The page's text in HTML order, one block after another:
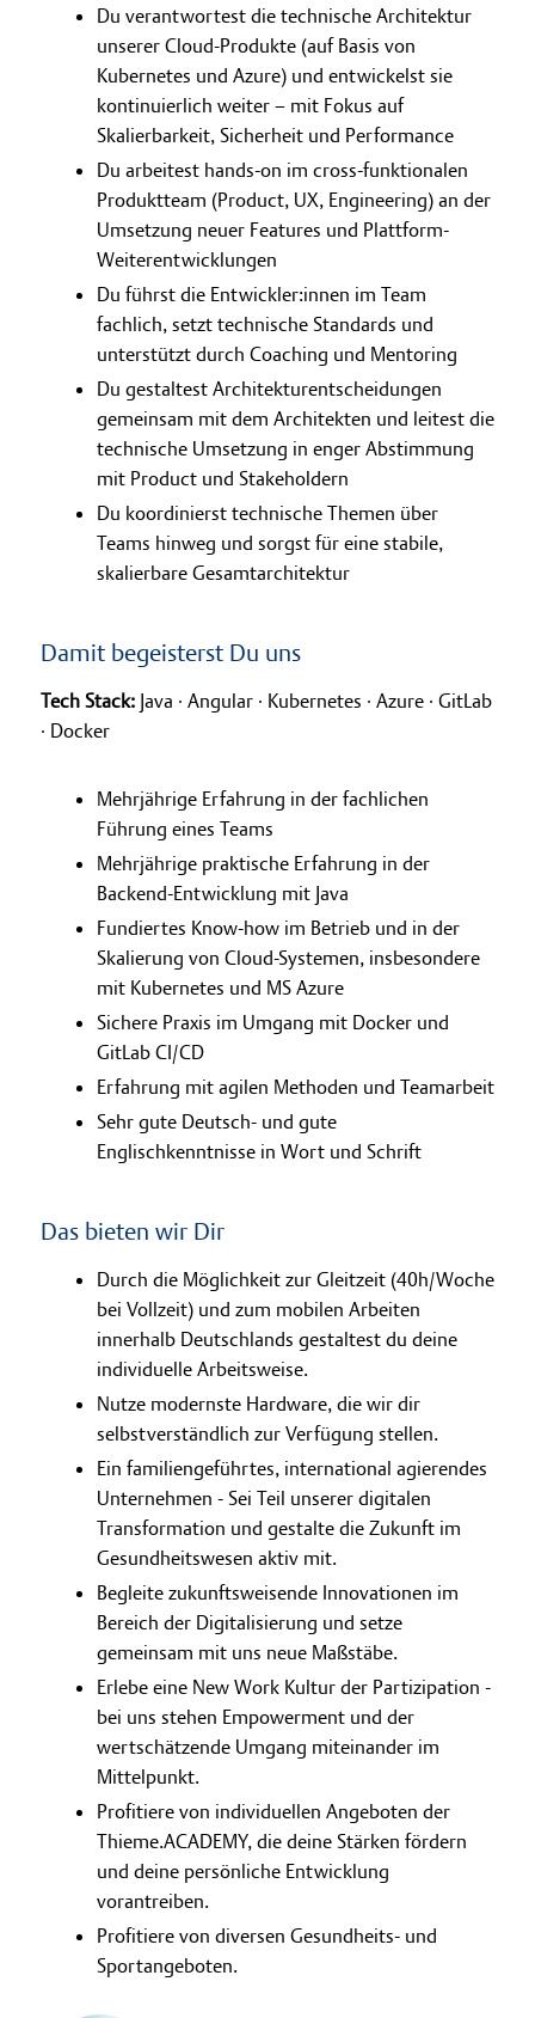
Du verantwortest die technische Architektur
unserer Cloud-Produkte (auf Basis von
Kubernetes und Azure) und entwickelst sie
kontinuierlich weiter – mit Fokus auf
Skalierbarkeit, Sicherheit und Performance
Du arbeitest hands-on im cross-funktionalen
Produktteam (Product, UX, Engineering) an der
Umsetzung neuer Features und Plattform-
Weiterentwicklungen
Du führst die Entwickler:innen im Team
fachlich, setzt technische Standards und
unterstützt durch Coaching und Mentoring
Du gestaltest Architekturentscheidungen
gemeinsam mit dem Architekten und leitest die
technische Umsetzung in enger Abstimmung
mit Product und Stakeholdern
Du koordinierst technische Themen über
Teams hinweg und sorgst für eine stabile,
skalierbare Gesamtarchitektur
Damit begeisterst Du uns
Tech Stack: Java ∙ Angular ∙ Kubernetes ∙ Azure ∙ GitLab
∙ Docker
Mehrjährige Erfahrung in der fachlichen
Führung eines Teams
Mehrjährige praktische Erfahrung in der
Backend-Entwicklung mit Java
Fundiertes Know-how im Betrieb und in der
Skalierung von Cloud-Systemen, insbesondere
mit Kubernetes und MS Azure
Sichere Praxis im Umgang mit Docker und
GitLab CI/CD
Erfahrung mit agilen Methoden und Teamarbeit
Sehr gute Deutsch- und gute
Englischkenntnisse in Wort und Schrift
Das bieten wir Dir
Durch die Möglichkeit zur Gleitzeit (40h/Woche
bei Vollzeit) und zum mobilen Arbeiten
innerhalb Deutschlands gestaltest du deine
individuelle Arbeitsweise.
Nutze modernste Hardware, die wir dir
selbstverständlich zur Verfügung stellen.
Ein familiengeführtes, international agierendes
Unternehmen - Sei Teil unserer digitalen
Transformation und gestalte die Zukunft im
Gesundheitswesen aktiv mit.
Begleite zukunftsweisende Innovationen im
Bereich der Digitalisierung und setze
gemeinsam mit uns neue Maßstäbe.
Erlebe eine New Work Kultur der Partizipation -
bei uns stehen Empowerment und der
wertschätzende Umgang miteinander im
Mittelpunkt.
Profitiere von individuellen Angeboten der
Thieme.ACADEMY, die deine Stärken fördern
und deine persönliche Entwicklung
vorantreiben.
Profitiere von diversen Gesundheits- und
Sportangeboten.